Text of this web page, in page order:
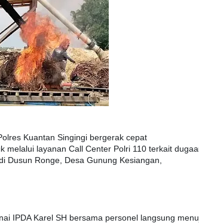
Kuantan Singingi bergerak cepat
melalui layanan Call Center Polri 110 terkait
Dusun Ronge, Desa Gunung Kesiangan,
IPDA Karel SH bersama personel langsung
INFO PEMASANGAN